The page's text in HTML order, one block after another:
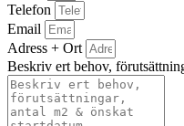
Telefon
Email
Adress + Ort
Beskriv ert behov,